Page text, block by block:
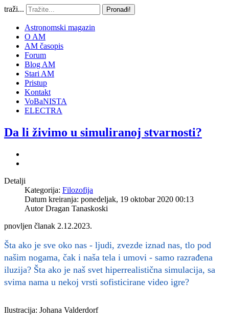
traži... Pronađi!
Astronomski magazin
O AM
AM časopis
Forum
Blog AM
Stari AM
Pristup
Kontakt
VoBaNISTA
ELECTRA
Da li živimo u simuliranoj stvarnosti?
Detalji
Kategorija: Filozofija
Datum kreiranja: ponedeljak, 19 oktobar 2020 00:13
AutorDragan Tanaskoski
pnovljen članak 2.12.2023.
Šta ako je sve oko nas - ljudi, zvezde iznad nas, tlo pod
našim nogama, čak i naša tela i umovi - samo razrađena
iluzija? Šta ako je naš svet hiperrealistična simulacija, sa
svima nama u nekoj vrsti sofisticirane video igre?
Ilustracija: Johana Valderdorf